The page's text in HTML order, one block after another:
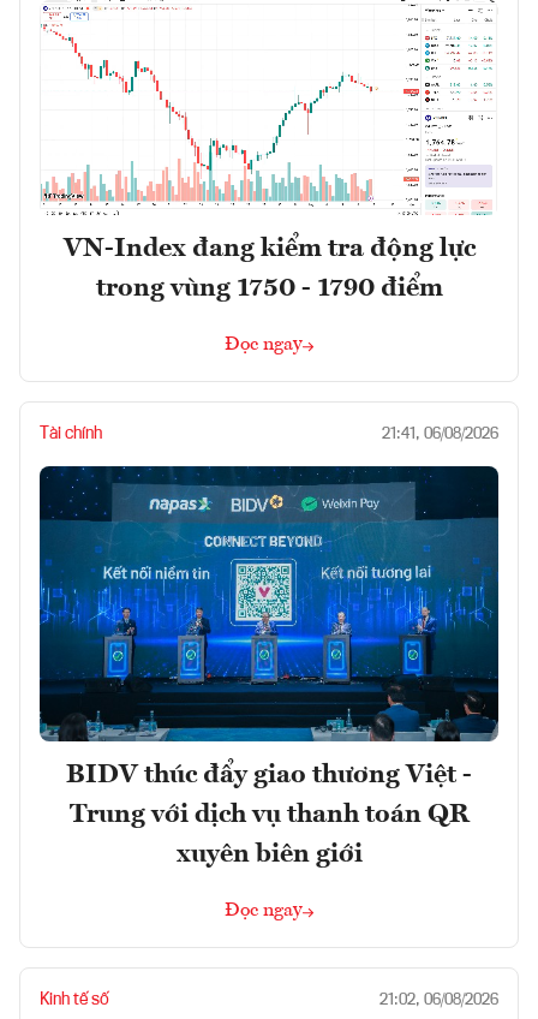
VN-Index đang kiểm tra động lực
trong vùng 1750 - 1790 điểm
Đọc ngay
Tài chính 21:41, 06/08/2026
BIDV thúc đẩy giao thương Việt -
Trung với dịch vụ thanh toán QR
xuyên biên giới
Đọc ngay
Kinh tế số 21:02, 06/08/2026